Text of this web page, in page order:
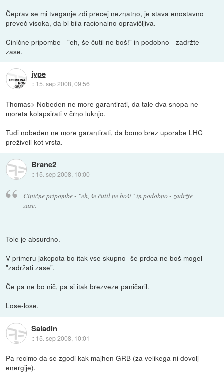
Čeprav se mi tveganje zdi precej neznatno, je stava enostavno
preveč visoka, da bi bila racionalno opravičljiva.
Cinične pripombe - "eh, še čutil ne boš!" in podobno - zadržte
zase.
jype
:: 15. sep 2008, 09:56
Thomas> Nobeden ne more garantirati, da tale dva snopa ne
moreta kolapsirati v črno luknjo.
Tudi nobeden ne more garantirati, da bomo brez uporabe LHC
preživeli kot vrsta.
Brane2
:: 15. sep 2008, 10:00
Cinične pripombe - "eh, še čutil ne boš!" in podobno - zadržte
zase.
Tole je absurdno.
V primeru jakcpota bo itak vse skupno- še prdca ne boš mogel
"zadržati zase".
Če pa ne bo nič, pa si itak brezveze paničaril.
Lose-lose.
Saladin
:: 15. sep 2008, 10:01
Pa recimo da se zgodi kak majhen GRB (za velikega ni dovolj
energije).